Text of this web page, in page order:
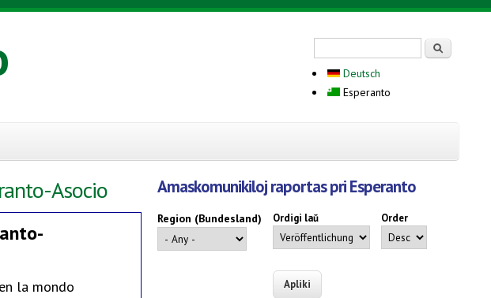
Deutsch
Esperanto
Asocio
la mondo
Amaskomunikiloj raportas pri Esperanto
Region (Bundesland) Ordigi laŭ Order